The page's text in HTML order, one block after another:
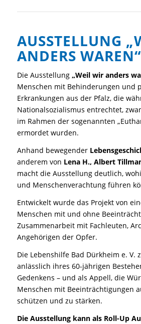
AUSSTELLUNG
ANDERS WAREN“
Die Ausstellung „Weil wir anders
Menschen mit Behinderungen und
Erkrankungen aus der Pfalz, die
Nationalsozialismus entrechtet,
im Rahmen der sogenannten
ermordet wurden.
Anhand bewegender
anderem von Lena H., Albert
macht die Ausstellung deutlich,
und Menschenverachtung führen
Entwickelt wurde das Projekt von
Menschen mit und ohne
Zusammenarbeit mit Fachleuten,
Angehörigen der Opfer.
Die Lebenshilfe Bad Dürkheim e. V.
anlässlich ihres 60-jährigen
Gedenkens – und als Appell, die
Menschen mit Beeinträchtigungen
schützen und zu stärken.
Die Ausstellung kann als Roll-Up